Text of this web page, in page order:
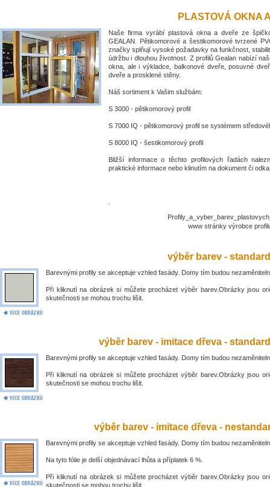
PLASTOVÁ OKNA
Naše firma vyrábí plastová okna a dveře ze
GEALAN. Pětikomorové a šestikomorové tvrzené
značky splňují vysoké požadavky na funkčnost,
údržbu i dlouhou životnost. Z profilů Gealan nabízí
okna, ale i výkladce, balkonové dveře, posuvné
dveře a prosklené stěny.
Náš sortiment k Vašim službám:
S 3000 - pětikomorový profil
S 7000 IQ - pětikomorový profil se systémem
S 8000 IQ - šestikomorový profil
Bližší informace o těchto profilových řadách
praktické informace nebo klinutím na dokument či
www stránky výrobce
výběr barev -
Barevnými profily se akceptuje vzhled fasády. Domy tím budou
Při kliknutí na obrázek si můžete procházet výběr barev.Obrázky jsou
skutečnosti se mohou trochu lišit.
výběr barev - imitace dřeva -
Barevnými profily se akceptuje vzhled fasády. Domy tím budou
Při kliknutí na obrázek si můžete procházet výběr barev.Obrázky jsou
skutečnosti se mohou trochu lišit.
výběr barev - imitace dřeva -
Barevnými profily se akceptuje vzhled fasády. Domy tím budou
Na tyto fólie je delší objednávací lhůta a příplatek 6 %.
Při kliknutí na obrázek si můžete procházet výběr barev.Obrázky jsou
skutečnosti se mohou trochu lišit.